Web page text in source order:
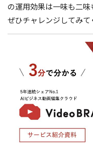
の運用効果は一味も二味
ぜひチャレンジしてみて